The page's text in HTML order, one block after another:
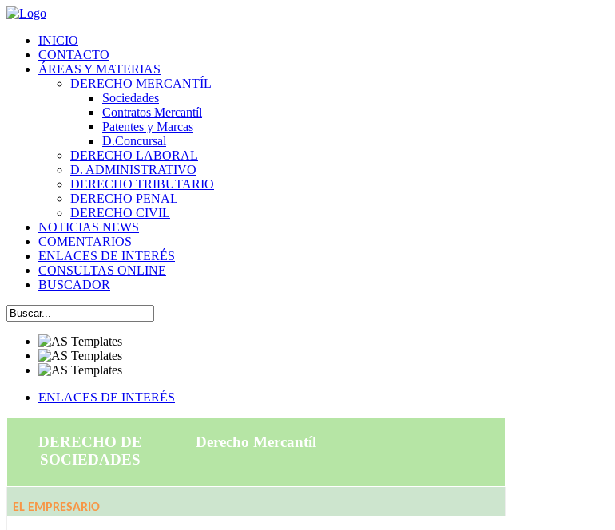
INICIO
CONTACTO
ÁREAS Y MATERIAS
DERECHO MERCANTÍL
Sociedades
Contratos Mercantíl
Patentes y Marcas
D.Concursal
DERECHO LABORAL
D. ADMINISTRATIVO
DERECHO TRIBUTARIO
DERECHO PENAL
DERECHO CIVIL
NOTICIAS NEWS
COMENTARIOS
ENLACES DE INTERÉS
CONSULTAS ONLINE
BUSCADOR
ENLACES DE INTERÉS
DERECHO DE
SOCIEDADES
Derecho Mercantíl
EL EMPRESARIO